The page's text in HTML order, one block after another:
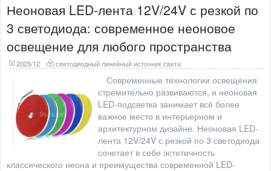
Неоновая LED-лента 12V/24V с резкой по
3 светодиода: современное неоновое
освещение для любого пространства
2025/12 светодиодный линейный источник света
Современные технологии освещения
стремительно развиваются, и неоновая
LED-подсветка занимает всё более
важное место в интерьерном и
архитектурном дизайне. Неоновая LED-
лента 12V/24V с резкой по 3 светодиода
сочетает в себе эстетичность
классического неона и преимущества современной LED-